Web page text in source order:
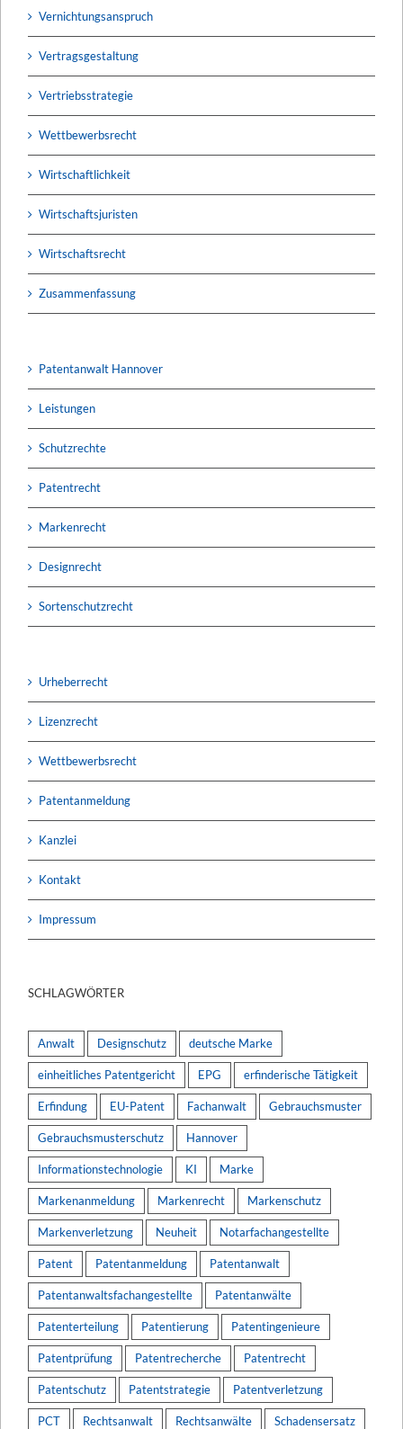
Vernichtungsanspruch
Vertragsgestaltung
Vertriebsstrategie
Wettbewerbsrecht
Wirtschaftlichkeit
Wirtschaftsjuristen
Wirtschaftsrecht
Zusammenfassung
Patentanwalt Hannover
Leistungen
Schutzrechte
Patentrecht
Markenrecht
Designrecht
Sortenschutzrecht
Urheberrecht
Lizenzrecht
Wettbewerbsrecht
Patentanmeldung
Kanzlei
Kontakt
Impressum
SCHLAGWÖRTER
Anwalt Designschutz deutsche Marke
einheitliches Patentgericht EPG erfinderische Tätigkeit
Erfindung EU-Patent Fachanwalt Gebrauchsmuster
Gebrauchsmusterschutz Hannover
Informationstechnologie KI Marke
Markenanmeldung Markenrecht Markenschutz
Markenverletzung Neuheit Notarfachangestellte
Patent Patentanmeldung Patentanwalt
Patentanwaltsfachangestellte Patentanwälte
Patenterteilung Patentierung Patentingenieure
Patentprüfung Patentrecherche Patentrecht
Patentschutz Patentstrategie Patentverletzung
PCT Rechtsanwalt Rechtsanwälte Schadensersatz